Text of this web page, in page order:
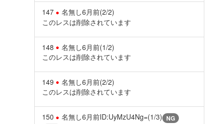
147 名無し6月前(2/2)
このレスは削除されています
148 名無し6月前(1/2)
このレスは削除されています
149 名無し6月前(2/2)
このレスは削除されています
150 名無し6月前ID:UyMzU4Ng=(1/3) NG